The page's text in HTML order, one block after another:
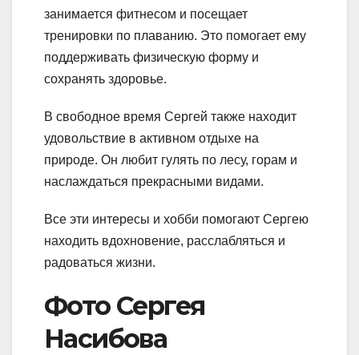
занимается фитнесом и посещает
тренировки по плаванию. Это помогает ему
поддерживать физическую форму и
сохранять здоровье.
В свободное время Сергей также находит
удовольствие в активном отдыхе на
природе. Он любит гулять по лесу, горам и
наслаждаться прекрасными видами.
Все эти интересы и хобби помогают Сергею
находить вдохновение, расслабляться и
радоваться жизни.
Фото Сергея
Насибова